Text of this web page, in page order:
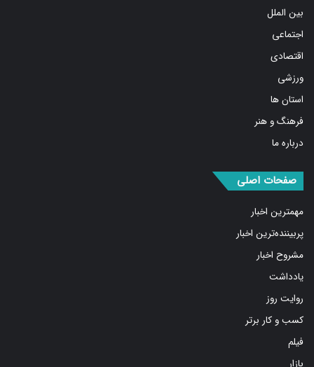
بین الملل
اجتماعی
اقتصادی
ورزشی
استان ها
فرهنگ و هنر
درباره ما
صفحات اصلی
مهمترین اخبار
پربیننده‌ترین اخبار
مشروح اخبار
یادداشت
روایت روز
کسب و کار برتر
فیلم
بازار